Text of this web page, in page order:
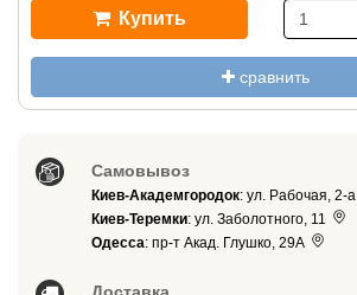
Купить
сравнить
Самовывоз
Киев-Академгородок: ул. Рабочая, 2-а
Киев-Теремки: ул. Заболотного, 11
Одесса: пр-т Акад. Глушко, 29А